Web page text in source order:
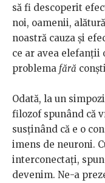
să fi descoperit
noi, oamenii,
noastră cauza și
ce ar avea elefanții
problema fără
Odată, la un
filozof spunând că
susținând că e o
imens de neuroni.
interconectați,
devenim. Ne-a